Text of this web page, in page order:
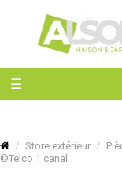
Basculer
la
☰
Store extérieur
©Telco 1 canal